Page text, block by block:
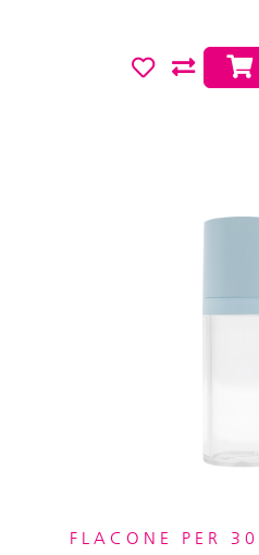
FLACONE PER